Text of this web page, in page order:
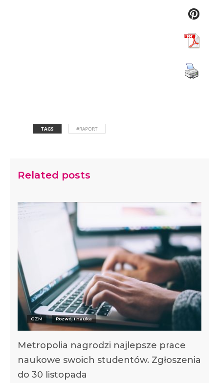
TAGS #RAPORT
Related posts
GZM Rozwój i nauka
Metropolia nagrodzi najlepsze prace
naukowe swoich studentów. Zgłoszenia
do 30 listopada